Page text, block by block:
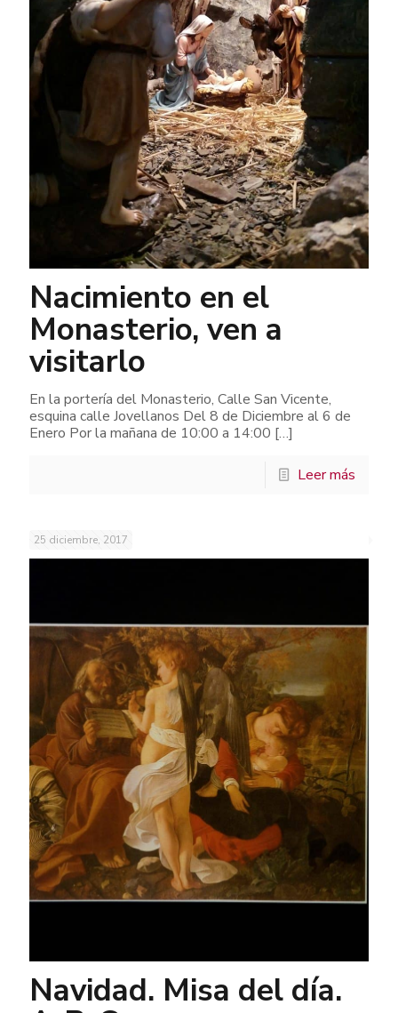
Nacimiento en el
Monasterio, ven a
visitarlo
En la portería del Monasterio, Calle San Vicente,
esquina calle Jovellanos Del 8 de Diciembre al 6 de
Enero Por la mañana de 10:00 a 14:00 […]
Leer más
25 diciembre, 2017
Navidad. Misa del día.